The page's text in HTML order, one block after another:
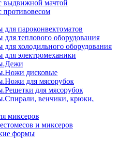
выдвижной мачтой
противовесом
для пароконвектоматов
для теплового оборудования
для холодильного оборудования
для электромеханики
дисковые
для мясорубок
для мясорубок
венчики, крюки,
миксеров
и миксеров
формы